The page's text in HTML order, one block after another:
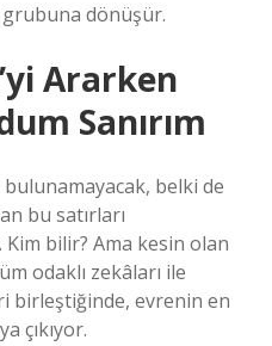
dönüşür.
Ararken
Sanırım
belki de
bu satırları
bilir? Ama kesin olan
odaklı zekâları ile
birleştiğinde, evrenin en
çıkıyor.